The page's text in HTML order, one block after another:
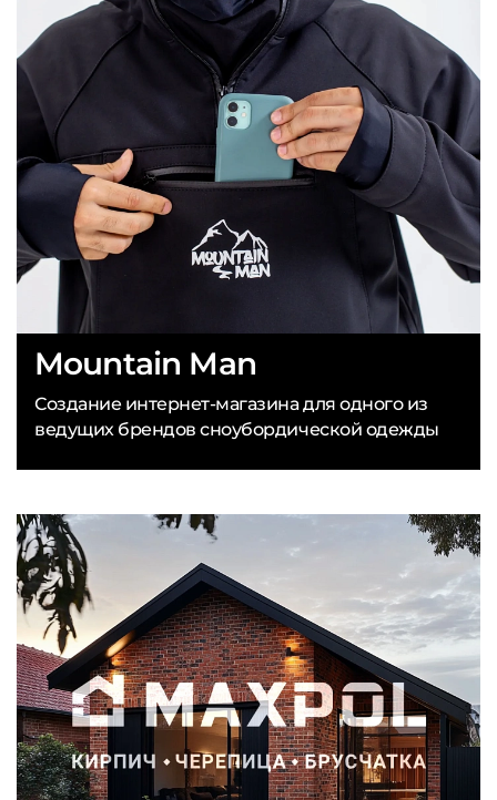
Mountain Man
Создание интернет-магазина для одного из
ведущих брендов сноубордической одежды